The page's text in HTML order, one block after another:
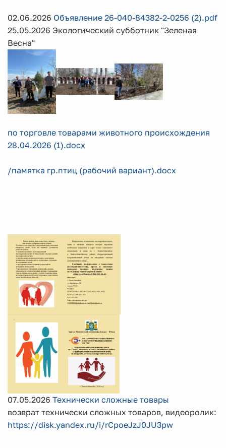
02.06.2026 Объявление 26-040-84382-2-0256 (2).pdf
25.05.2026 Экологический субботник "Зеленая
Весна"
по торговле товарами животного происхождения
28.04.2026 (1).docx
/памятка гр.птиц (рабочий вариант).docx
07.05.2026 Технически сложные товары
возврат технически сложных товаров, видеоролик:
https://disk.yandex.ru/i/rCpoeJzJ0JU3pw